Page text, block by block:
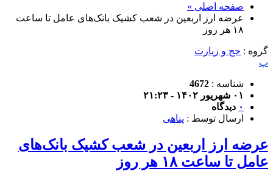
صفحه اصلی »
عرضه ارز اربعین در شعب کشیک بانک‌های عامل تا ساعت
۱۸ هر روز
گروه : حج و زیارت
پ
شناسه : 4672
۰۱ شهریور ۱۴۰۲ - ۲۱:۲۳
۰ دیدگاه
ارسال توسط : پناهی
عرضه ارز اربعین در شعب کشیک بانک‌های
عامل تا ساعت ۱۸ هر روز